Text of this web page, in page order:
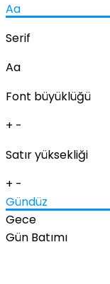
Aa
Serif
Aa
Font büyüklüğü
+ -
Satır yüksekliği
+ -
Gündüz
Gece
Gün Batımı